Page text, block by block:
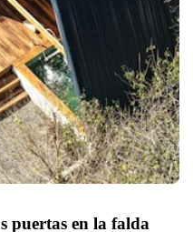
puertas en la falda